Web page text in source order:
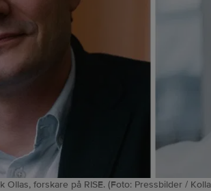
Ollas, forskare på RISE. (Foto: Pressbilder /